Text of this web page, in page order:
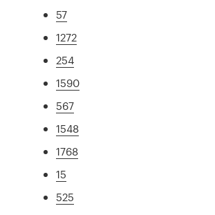
57
1272
254
1590
567
1548
1768
15
525